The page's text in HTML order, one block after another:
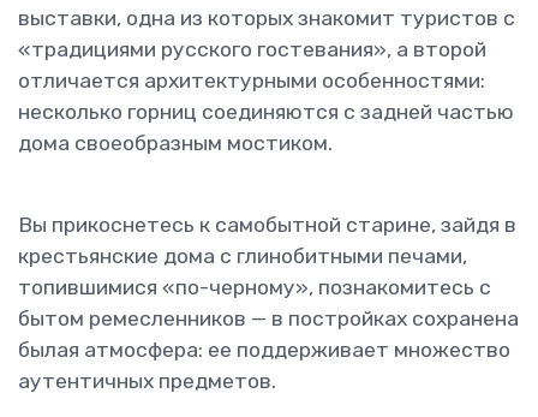
выставки, одна из которых знакомит туристов с
«традициями русского гостевания», а второй
отличается архитектурными особенностями:
несколько горниц соединяются с задней частью
дома своеобразным мостиком.
Вы прикоснетесь к самобытной старине, зайдя в
крестьянские дома с глинобитными печами,
топившимися «по-черному», познакомитесь с
бытом ремесленников — в постройках сохранена
былая атмосфера: ее поддерживает множество
аутентичных предметов.